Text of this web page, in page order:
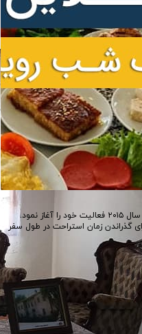
هتل هالدی وان (Haldi hotel) هتلی 4 ستاره در سال ۲۰۱۵ فعالیت خود را آغاز نمود.
می‌تواند برای گذراندن زمان استراحت در طول سفر